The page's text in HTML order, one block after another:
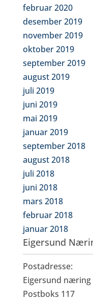
februar 2020
desember 2019
november 2019
oktober 2019
september 2019
august 2019
juli 2019
juni 2019
mai 2019
januar 2019
september 2018
august 2018
juli 2018
juni 2018
mars 2018
februar 2018
januar 2018
Eigersund
Postadresse:
Eigersund næring
Postboks 117